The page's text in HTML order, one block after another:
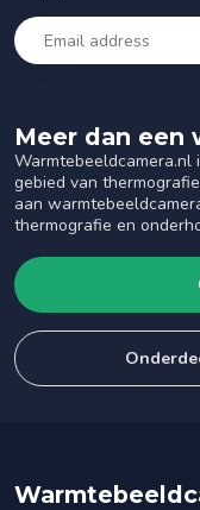
Meer dan een
Warmtebeeldcamera.nl
gebied van
aan
thermografie en